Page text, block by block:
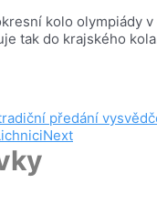
kolo olympiády v
tak do krajského
předání
Next